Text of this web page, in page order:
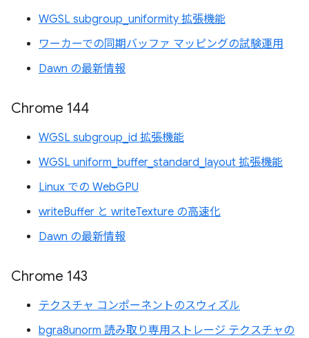
WGSL subgroup_uniformity 拡張機能
ワーカーでの同期バッファ マッピングの試験運用
Dawn の最新情報
Chrome 144
WGSL subgroup_id 拡張機能
WGSL uniform_buffer_standard_layout 拡張機能
Linux での WebGPU
writeBuffer と writeTexture の高速化
Dawn の最新情報
Chrome 143
テクスチャ コンポーネントのスウィズル
bgra8unorm 読み取り専用ストレージ テクスチャの